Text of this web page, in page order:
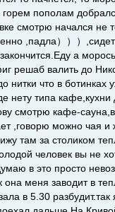
горем пополам
смотрю начался не
,падла）））
а
решаб валить до
нитки что в
нету типа
смотрю кафе-
,говорю можно чая и
там за столиком
человек вы не
в это просто
она меня заводит в
в 5.30